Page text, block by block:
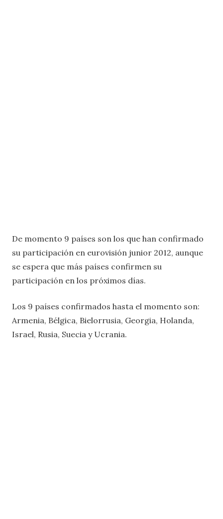
De momento 9 países son los que han confirmado
su participación en eurovisión junior 2012, aunque
se espera que más países confirmen su
participación en los próximos días.
Los 9 países confirmados hasta el momento son:
Armenia, Bélgica, Bielorrusia, Georgia, Holanda,
Israel, Rusia, Suecia y Ucrania.